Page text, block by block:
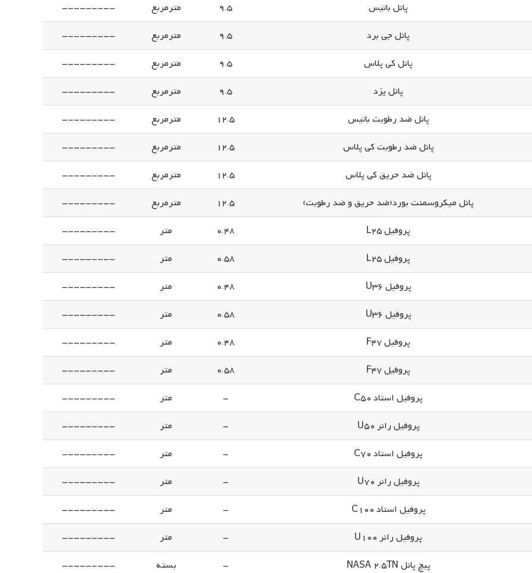
پانل باتیس 9.5 مترمربع
---------
پانل جی برد 9.5 مترمربع
---------
پانل کی پلاس 9.5 مترمربع
---------
پانل یزد 9.5 مترمربع
---------
پانل ضد رطوبت باتیس 12.5 مترمربع
---------
پانل ضد رطوبت کی پلاس 12.5 مترمربع
---------
پانل ضد حریق کی پلاس 12.5 مترمربع
---------
پانل میکروسمنت بورد(ضد حریق و ضد رطوبت) 12.5 مترمربع
---------
پروفیل L25 0.48 متر
---------
پروفیل L25 0.58 متر
---------
پروفیل U36 0.48 متر
---------
پروفیل U36 0.58 متر
---------
پروفیل F47 0.48 متر
---------
پروفیل F47 0.58 متر
---------
پروفیل استاد C50 - متر
---------
پروفیل رانر U50 - متر
---------
پروفیل استاد C70 - متر
---------
پروفیل رانر U70 - متر
---------
پروفیل استاد C100 - متر
---------
پروفیل رانر U100 - متر
---------
پیچ پانل NASA 2.5TN - بسته
---------